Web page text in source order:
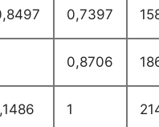
0,7397
0,8706
1